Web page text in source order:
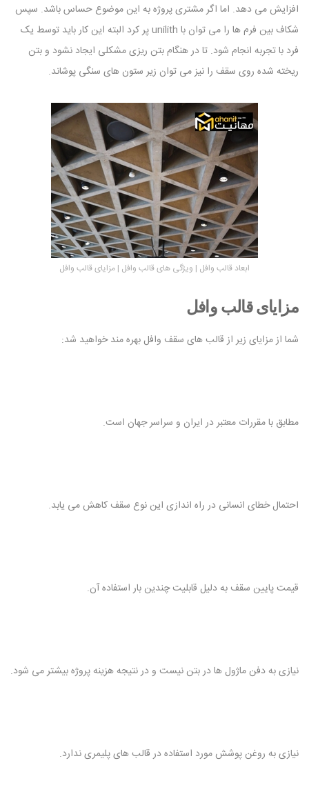
افزایش می دهد. اما اگر مشتری پروژه به این موضوع حساس باشد. سپس
شکاف بین فرم ها را می توان با unilith پر کرد البته این کار باید توسط یک
فرد با تجربه انجام شود. تا در هنگام بتن ریزی مشکلی ایجاد نشود و بتن
ریخته شده روی سقف را نیز می توان زیر ستون های سنگی پوشاند.
ابعاد قالب وافل | ویژگی های قالب وافل | مزایای قالب وافل
مزایای قالب وافل
شما از مزایای زیر از قالب های سقف وافل بهره مند خواهید شد:
مطابق با مقررات معتبر در ایران و سراسر جهان است.
احتمال خطای انسانی در راه اندازی این نوع سقف کاهش می یابد.
قیمت پایین سقف به دلیل قابلیت چندین بار استفاده آن.
نیازی به دفن ماژول ها در بتن نیست و در نتیجه هزینه پروژه بیشتر می شود.
نیازی به روغن پوشش مورد استفاده در قالب های پلیمری ندارد.